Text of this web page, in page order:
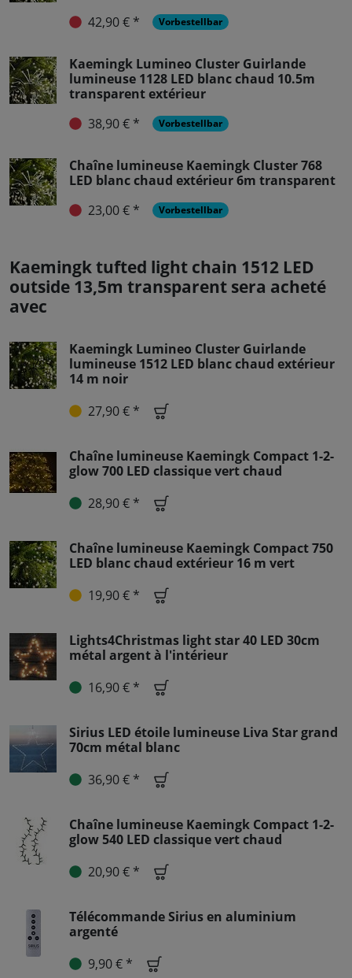
42,90 € *
Vorbestellbar
Kaemingk Lumineo Cluster Guirlande
lumineuse 1128 LED blanc chaud 10.5m
transparent extérieur
38,90 € *
Vorbestellbar
Chaîne lumineuse Kaemingk Cluster 768
LED blanc chaud extérieur 6m transparent
23,00 € *
Vorbestellbar
Kaemingk tufted light chain 1512 LED
outside 13,5m transparent sera acheté
avec
Kaemingk Lumineo Cluster Guirlande
lumineuse 1512 LED blanc chaud extérieur
14 m noir
27,90 € *
Chaîne lumineuse Kaemingk Compact 1-2-
glow 700 LED classique vert chaud
28,90 € *
Chaîne lumineuse Kaemingk Compact 750
LED blanc chaud extérieur 16 m vert
19,90 € *
Lights4Christmas light star 40 LED 30cm
métal argent à l'intérieur
16,90 € *
Sirius LED étoile lumineuse Liva Star grand
70cm métal blanc
36,90 € *
Chaîne lumineuse Kaemingk Compact 1-2-
glow 540 LED classique vert chaud
20,90 € *
Télécommande Sirius en aluminium
argenté
9,90 € *